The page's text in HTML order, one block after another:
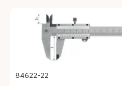
84622-22